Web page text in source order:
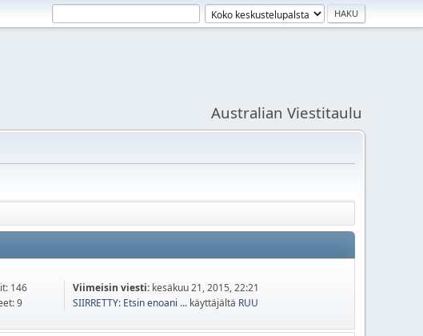
Australian Viestitaulu
146
9
Viimeisin viesti: kesäkuu 21, 2015, 22:21
SIIRRETTY: Etsin enoani ... käyttäjältä RUU